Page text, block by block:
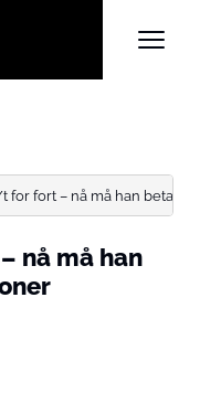
for fort – nå må han betale...
nå må han